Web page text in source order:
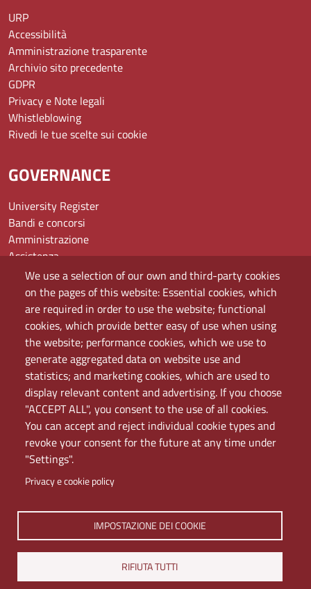
We use a selection of our own and third-party cookies
on the pages of this website: Essential cookies, which
are required in order to use the website; functional
cookies, which provide better easy of use when using
the website; performance cookies, which we use to
generate aggregated data on website use and
statistics; and marketing cookies, which are used to
display relevant content and advertising. If you choose
"ACCEPT ALL", you consent to the use of all cookies.
You can accept and reject individual cookie types and
revoke your consent for the future at any time under
"Settings".
Privacy e cookie policy
IMPOSTAZIONE DEI COOKIE
RIFIUTA TUTTI
URP
Accessibilità
Amministrazione trasparente
Archivio sito precedente
GDPR
Privacy e Note legali
Whistleblowing
Rivedi le tue scelte sui cookie
GOVERNANCE
University Register
Bandi e concorsi
Amministrazione
Assistenza
Domande frequenti (FAQ)
Elenco dei siti tematici
Mappa del sito
PEC
Rete Wi-Fi Eduroam
Servizio Proxy
Guida all’uso del portale
Università di Napoli L'Orientale. Palazzo Du Mesnil -
Via Chiatamone 61/62 - 80121 Napoli
Tel. +390816909000 | Partita IVA 00297640633 | PEC:
ateneo@pec.unior.it